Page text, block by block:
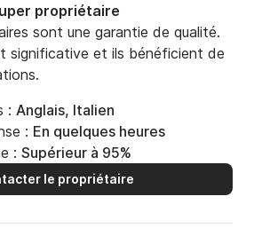
propriétaire
sont une garantie de qualité.
significative et ils bénéficient de
: Anglais, Italien
: En quelques heures
: Supérieur à 95%
le propriétaire